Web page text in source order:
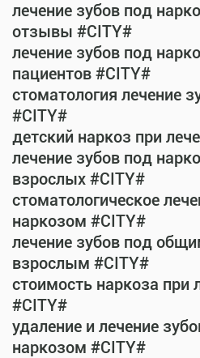
лечение зубов под
отзывы #CITY#
лечение зубов под
пациентов #CITY#
стоматология лечение
#CITY#
детский наркоз при
лечение зубов под
взрослых #CITY#
стоматологическое
наркозом #CITY#
лечение зубов под
взрослым #CITY#
стоимость наркоза при
#CITY#
удаление и лечение
наркозом #CITY#